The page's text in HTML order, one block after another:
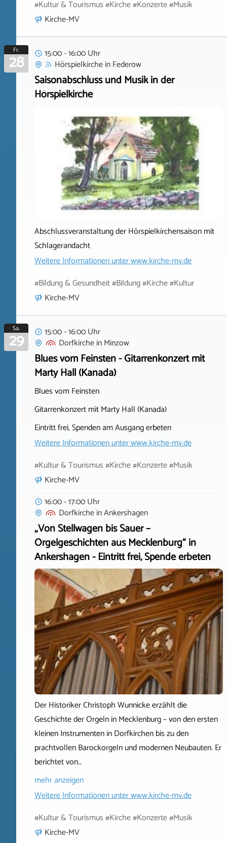
#Kultur & Tourismus #Kirche #Konzerte #Musik
Kirche-MV
Fr.
28
15:00 - 16:00 Uhr
HörspielkircheinFederow
Saisonabschluss und Musik in der
Hörspielkirche
Abschlussveranstaltung der Hörspielkirchensaison mit
Schlagerandacht
Weitere Informationen unterwww.kirche-mv.de
#Bildung & Gesundheit #Bildung #Kirche #Kultur
Kirche-MV
Sa.
29
15:00 - 16:00 Uhr
DorfkircheinMinzow
Blues vom Feinsten - Gitarrenkonzert mit
Marty Hall (Kanada)
Blues vom Feinsten
Gitarrenkonzert mit Marty Hall (Kanada)
Eintritt frei, Spenden am Ausgang erbeten
Weitere Informationen unterwww.kirche-mv.de
#Kultur & Tourismus #Kirche #Konzerte #Musik
Kirche-MV
16:00 - 17:00 Uhr
DorfkircheinAnkershagen
„Von Stellwagen bis Sauer –
Orgelgeschichten aus Mecklenburg“ in
Ankershagen - Eintritt frei, Spende erbeten
Der Historiker Christoph Wunnicke erzählt die
Geschichte der Orgeln in Mecklenburg – von den ersten
kleinen Instrumenten in Dorfkirchen bis zu den
prachtvollen Barockorgeln und modernen Neubauten. Er
berichtet von…
mehr anzeigen
Weitere Informationen unterwww.kirche-mv.de
#Kultur & Tourismus #Kirche #Konzerte #Musik
Kirche-MV